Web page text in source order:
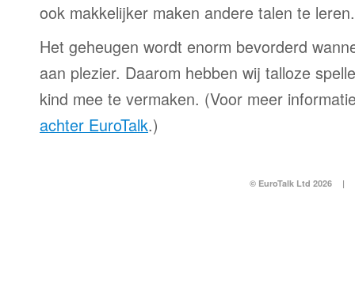
ook makkelijker maken andere talen te leren.
Het geheugen wordt enorm bevorderd
aan plezier. Daarom hebben wij talloze
kind mee te vermaken. (Voor meer
achter EuroTalk.)
© EuroTalk Ltd 2026 |